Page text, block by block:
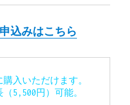
込みはこちら
入いただけます。
5,500円）可能。